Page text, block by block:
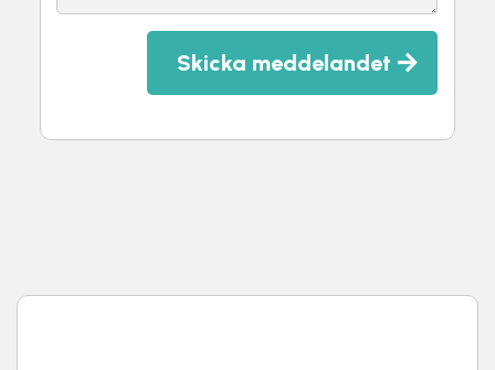
Skicka meddelandet